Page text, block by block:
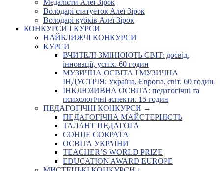
Медалісти Алеї Зірок
Володарі статуеток Алеї Зірок
Володарі кубків Алеї Зірок
КОНКУРСИ І КУРСИ
НАЙБЛИЖЧІ КОНКУРСИ
КУРСИ
ВЧИТЕЛІ ЗМІНЮЮТЬ СВІТ: досвід,
інновації, успіх. 60 годин
МУЗИЧНА ОСВІТА І МУЗИЧНА
ІНДУСТРІЯ: Україна, Європа, світ. 60 годин
ІНКЛЮЗИВНА ОСВІТА: педагогічні та
психологічні аспекти. 15 годин
ПЕДАГОГІЧНІ КОНКУРСИ →
ПЕДАГОГІЧНА МАЙСТЕРНІСТЬ
ТАЛАНТ ПЕДАГОГА
СОНЦЕ СОКРАТА
ОСВІТА УКРАЇНИ
TEACHER’S WORLD PRIZE
EDUCATION AWARD EUROPE